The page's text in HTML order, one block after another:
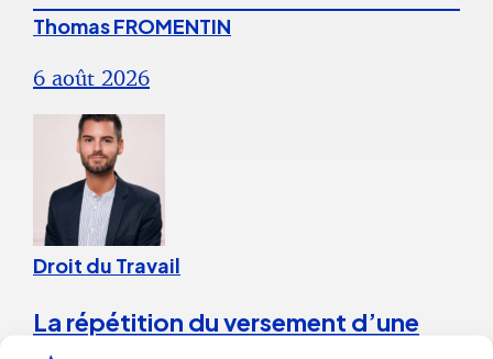
Thomas FROMENTIN
6 août 2026
Droit du Travail
La répétition du versement d’une